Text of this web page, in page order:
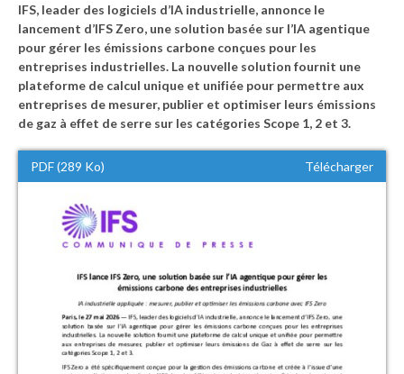
IFS, leader des logiciels d’IA industrielle, annonce le
lancement d’IFS Zero, une solution basée sur l’IA agentique
pour gérer les émissions carbone conçues pour les
entreprises industrielles. La nouvelle solution fournit une
plateforme de calcul unique et unifiée pour permettre aux
entreprises de mesurer, publier et optimiser leurs émissions
de gaz à effet de serre sur les catégories Scope 1, 2 et 3.
PDF (289 Ko) Télécharger